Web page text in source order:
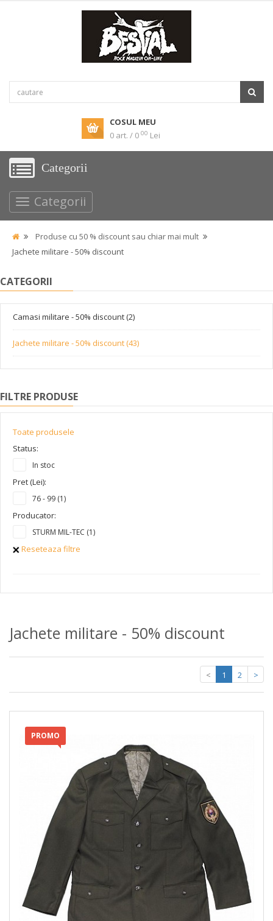
COSUL MEU
0 art. / 0 00 Lei
Categorii
Categorii
Produse cu 50 % discount sau chiar mai mult
Jachete militare - 50% discount
CATEGORII
Camasi militare - 50% discount (2)
Jachete militare - 50% discount (43)
FILTRE PRODUSE
Toate produsele
Status:
In stoc
Pret (Lei):
76 - 99 (1)
Producator:
STURM MIL-TEC (1)
Reseteaza filtre
Jachete militare - 50% discount
< 1 2 >
PROMO